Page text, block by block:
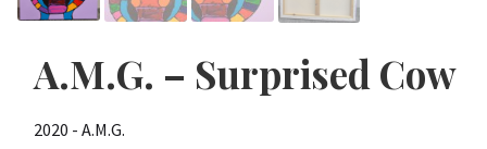
A.M.G. – Surprised Cow
2020 - A.M.G.